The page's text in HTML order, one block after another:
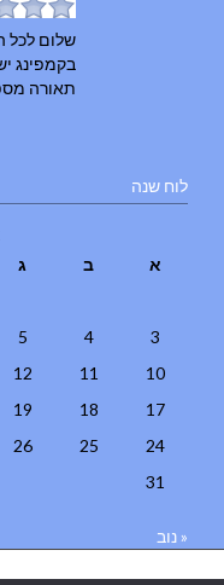
שלום לכל
בקמפינג
תאורה
לוח שנה
א
ב ג
3
4
5
10
11
12
17
18
19
24
25
26
31
« נוב